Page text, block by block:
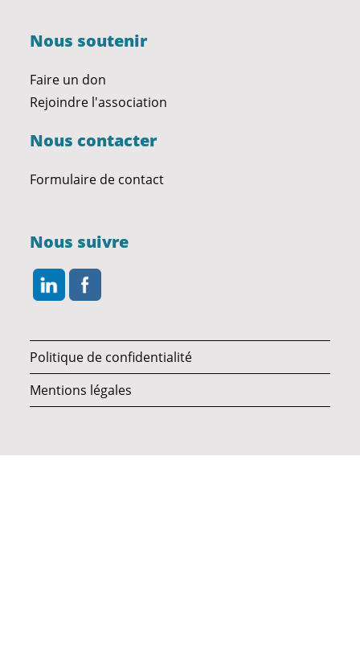
Nous soutenir
Faire un don
Rejoindre l'association
Nous contacter
Formulaire de contact
Nous suivre
Politique de confidentialité
Mentions légales